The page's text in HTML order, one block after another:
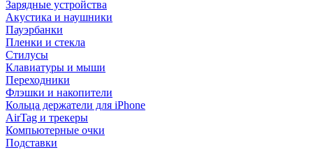
Зарядные устройства
Акустика и наушники
Пауэрбанки
Пленки и стекла
Стилусы
Клавиатуры и мыши
Переходники
Флэшки и накопители
Кольца держатели для iPhone
AirTag и трекеры
Компьютерные очки
Подставки